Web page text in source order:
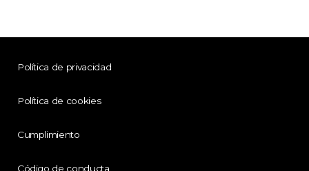
Política de privacidad
Política de cookies
Cumplimiento
Código de conducta